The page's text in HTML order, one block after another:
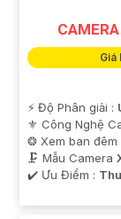
Giá
️⚡ Độ Phân giải :
⚜️ Công Nghệ
❂ Xem ban đêm
🗜️ Mẫu Camera
️✔️ Ưu Điểm :